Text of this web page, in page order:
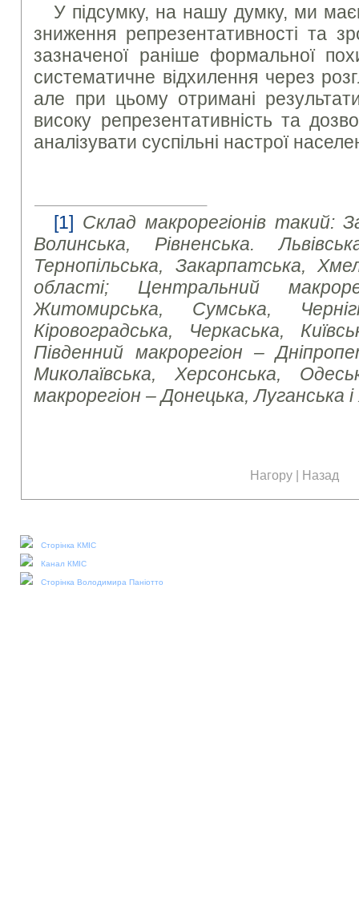
У підсумку, на нашу думку, ми
зниження репрезентативності та
зазначеної раніше формальної
систематичне відхилення через
але при цьому отримані
високу репрезентативність та
аналізувати суспільні настрої
[1] Склад макрорегіонів такий:
Волинська, Рівненська.
Тернопільська, Закарпатська,
області; Центральний
Житомирська, Сумська,
Кіровоградська, Черкаська,
Південний макрорегіон –
Миколаївська, Херсонська,
макрорегіон – Донецька, Луганська
Нагору | Назад
Сторінка КМІС
Канал КМІС
Сторінка Володимира Паніотто